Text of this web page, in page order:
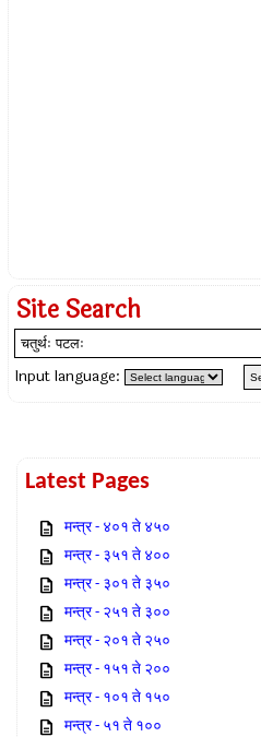
Site Search
Input language:
Latest Pages
मन्त्र - ४०१ ते ४५०
मन्त्र - ३५१ ते ४००
मन्त्र - ३०१ ते ३५०
मन्त्र - २५१ ते ३००
मन्त्र - २०१ ते २५०
मन्त्र - १५१ ते २००
मन्त्र - १०१ ते १५०
मन्त्र - ५१ ते १००